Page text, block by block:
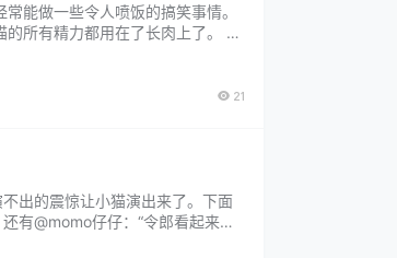
能做一些令人喷饭的搞笑事情。
所有精力都用在了长肉上了。 这
21
出的震惊让小猫演出来了。下面
有@momo仔仔：“令郎看起来不